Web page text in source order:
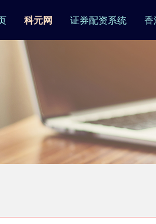
科元网 证券配资系统 香